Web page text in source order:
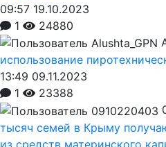
09:57 19.10.2023
1
24880
использование
13:49 09.11.2023
1
23388
тысяч семей в Крыму
из средств материнского